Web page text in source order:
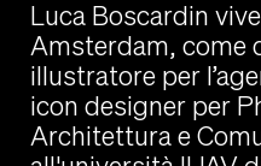
Luca Boscardin
Amsterdam, come
illustratore per
icon designer per
Architettura e